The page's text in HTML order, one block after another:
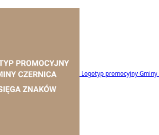
Logotyp promocyjny Gminy